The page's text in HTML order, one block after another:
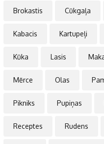
Brokastis Cūkgaļa
Kabacis Kartupeļi
Kūka Lasis
Mērce Olas
Pikniks Pupiņas
Receptes Rudens